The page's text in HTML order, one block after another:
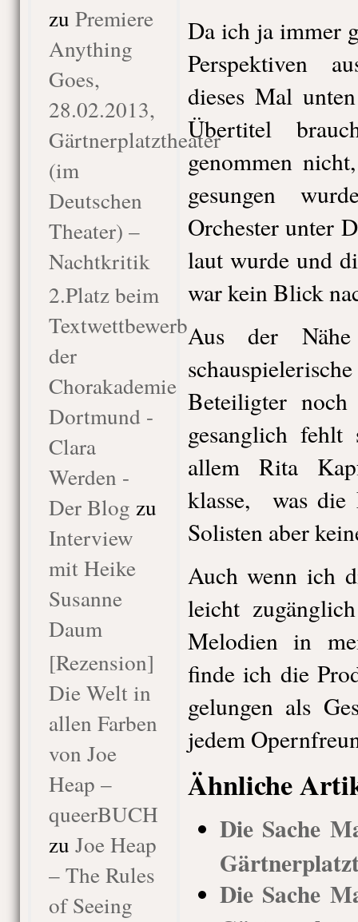
zu Premiere
Anything
Goes,
28.02.2013,
Gärtnerplatztheater
(im
Deutschen
Theater) –
Nachtkritik
2.Platz beim
Textwettbewerb
der
Chorakademie
Dortmund -
Clara
Werden -
Der Blog zu
Interview
mit Heike
Susanne
Daum
[Rezension]
Die Welt in
allen Farben
von Joe
Heap –
queerBUCH
zu Joe Heap
– The Rules
of Seeing
Da ich ja immer
Perspektiven
dieses Mal
Übertitel
genommen
gesungen
Orchester unter
laut wurde und
war kein Blick
Aus der
Beteiligter
gesanglich
allem Rita
klasse, was die
Solisten aber
Auch wenn ich
leicht
Melodien in
finde ich die
gelungen als
jedem
Ähnliche
Die Sache
Die Sache